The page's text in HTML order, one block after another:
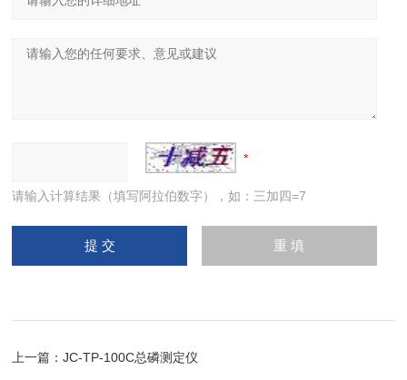
请输入计算结果（填写阿拉伯数字），如：三加四=7
上一篇：JC-TP-100C总磷测定仪